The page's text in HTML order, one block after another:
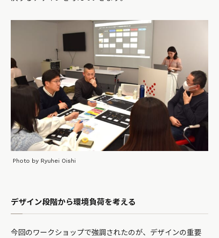
Photo by Ryuhei Oishi
デザイン段階から環境負荷を考える
今回のワークショップで強調されたのが、デザインの重要